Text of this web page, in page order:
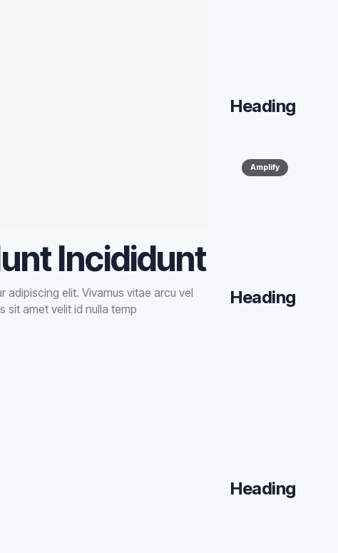
Incididunt
elit. Vivamus vitae arcu vel
sit amet velit id nulla temp
Heading
Amplify
Heading
Heading